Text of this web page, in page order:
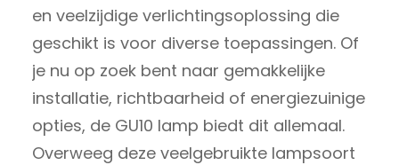
en veelzijdige verlichtingsoplossing die
geschikt is voor diverse toepassingen. Of
je nu op zoek bent naar gemakkelijke
installatie, richtbaarheid of energiezuinige
opties, de GU10 lamp biedt dit allemaal.
Overweeg deze veelgebruikte lampsoort